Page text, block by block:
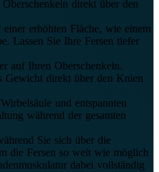
direkt über den
erhöhten Fläche, wie einem
Lassen Sie Ihre Fersen tiefer
auf Ihren Oberschenkeln.
Gewicht direkt über den Knien
und entspannten
während der gesamten
Sie sich über die
die Fersen so weit wie möglich
dabei vollständig